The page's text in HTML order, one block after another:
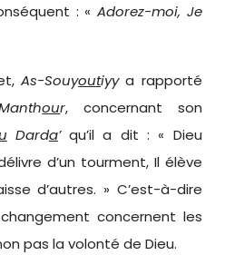
: «Adorez-moi, Je
As-Souyoutiyya rapporté
our, concernant son
Darda’qu’il a dit : « Dieu
d’un tourment, Il élève
d’autres. » C’est-à-dire
concernent les
pas la volonté de Dieu.